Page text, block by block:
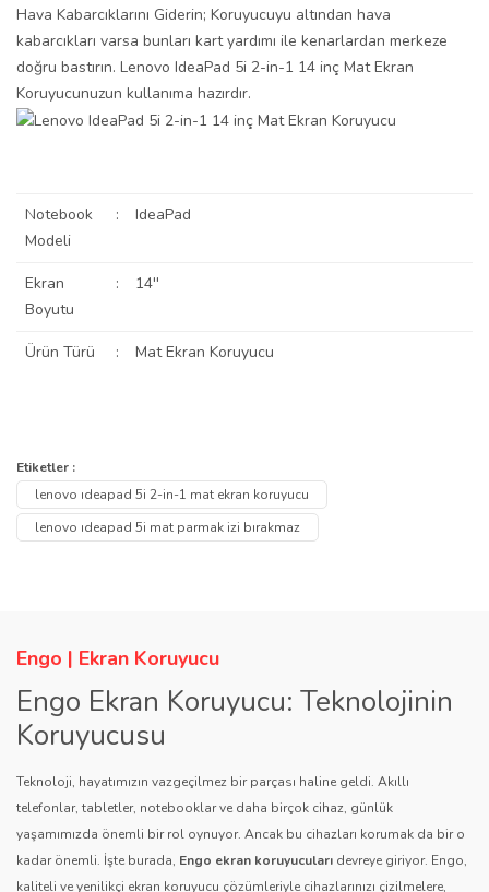
Hava Kabarcıklarını Giderin; Koruyucuyu altından hava
kabarcıkları varsa bunları kart yardımı ile kenarlardan merkeze
doğru bastırın. Lenovo IdeaPad 5i 2-in-1 14 inç Mat Ekran
Koruyucunuzun kullanıma hazırdır.
Notebook
Modeli
: IdeaPad
Ekran
Boyutu
: 14''
Ürün Türü : Mat Ekran Koruyucu
Yorum Yaz
konularda yetersiz gördüğünüz noktaları öneri formunu kullanarak
tarafımıza iletebilirsiniz.
Görüş ve önerileriniz için teşekkür ederiz.
Bu ürüne benzer farklı alternatifler olmalı.
Gönder
Soru Sor
Etiketler :
lenovo ıdeapad 5i 2-in-1 mat ekran koruyucu
lenovo ıdeapad 5i mat parmak izi bırakmaz
Engo | Ekran Koruyucu
Engo Ekran Koruyucu: Teknolojinin
Koruyucusu
Teknoloji, hayatımızın vazgeçilmez bir parçası haline geldi. Akıllı
telefonlar, tabletler, notebooklar ve daha birçok cihaz, günlük
yaşamımızda önemli bir rol oynuyor. Ancak bu cihazları korumak da bir o
kadar önemli. İşte burada, Engo ekran koruyucuları devreye giriyor. Engo,
kaliteli ve yenilikçi ekran koruyucu çözümleriyle cihazlarınızı çizilmelere,